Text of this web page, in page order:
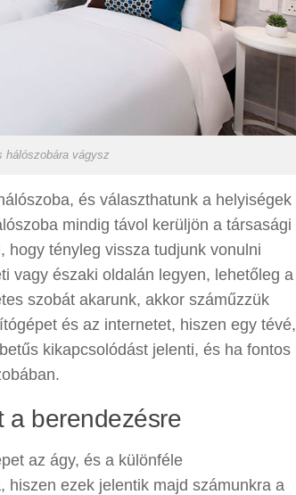
hálószobára vágysz
és választhatunk a helyiségek
mindig távol kerüljön a társasági
hogy tényleg vissza tudjunk vonulni
vagy északi oldalán legyen, lehetőleg a
szobát akarunk, akkor száműzzük
és az internetet, hiszen egy tévé,
kikapcsolódást jelenti, és ha fontos
a berendezésre
az ágy, és a különféle
hiszen ezek jelentik majd számunkra a